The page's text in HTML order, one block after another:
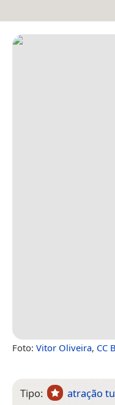
Foto: Vitor Oliveira, CC
Tipo:
atração